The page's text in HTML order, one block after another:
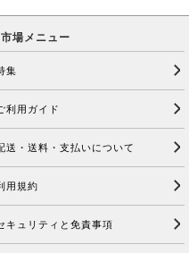
場メニュー
集
利用ガイド
送・送料・支払いについて
用規約
キュリティと免責事項